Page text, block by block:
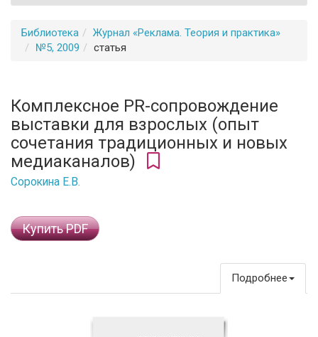
Библиотека
Журнал «Реклама. Теория и практика»
№5, 2009
статья
Комплексное PR-сопровождение
выставки для взрослых (опыт
сочетания традиционных и новых
медиаканалов)
Сорокина Е.В.
Купить PDF
Подробнее